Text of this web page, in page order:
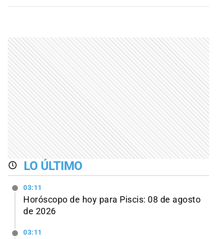
LO ÚLTIMO
03:11
Horóscopo de hoy para Piscis: 08 de agosto
de 2026
03:11